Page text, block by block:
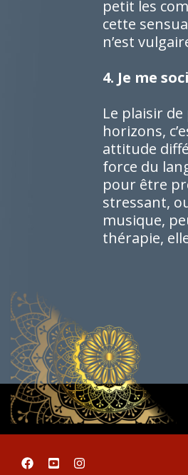
petit les
cette
n’est
4. Je me
Le plaisir
horizons,
attitude
force du
pour être
stressant,
musique,
thérapie,